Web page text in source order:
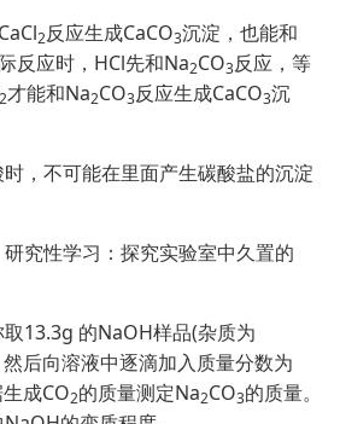
2反应生成CaCO3沉淀，也能和
反应时，HCl先和Na2CO3反应，等
2才能和Na2CO3反应生成CaCO3沉
，不可能在里面产生碳酸盐的沉淀
研究性学习：探究实验室中久置的
取13.3g 的NaOH样品(杂质为
后向溶液中逐滴加入质量分数为
成CO2的质量测定Na2CO3的质量。